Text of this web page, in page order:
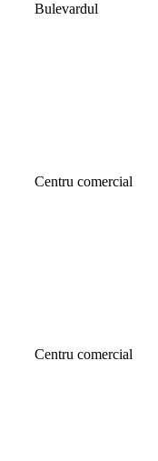
Bulevardul
Сentru comercial
Сentru comercial